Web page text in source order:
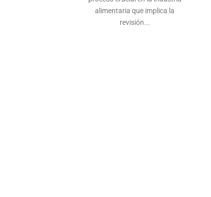
alimentaria que implica la
revisión...